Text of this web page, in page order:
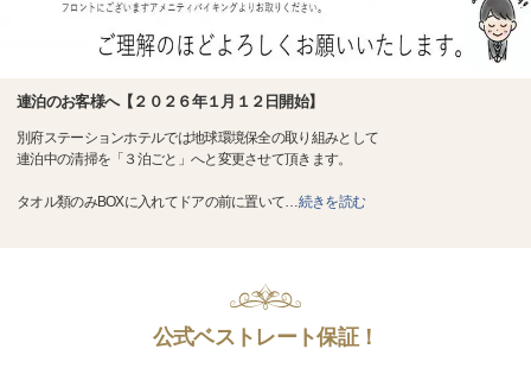
連泊のお客様へ【２０２６年１月１２日開始】
別府ステーションホテルでは地球環境保全の取り組みとして
連泊中の清掃を「３泊ごと」へと変更させて頂きます。
タオル類のみBOXに入れてドアの前に置いて…続きを読む
公式ベストレート保証！